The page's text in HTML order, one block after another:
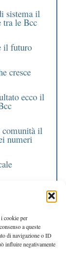
cookie per
a queste
di navigazione o ID
influire negativamente
sistema il
tra le Bcc
il futuro
cresce
ecco il
comunità il
numeri
milioni